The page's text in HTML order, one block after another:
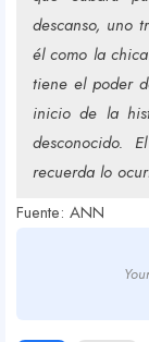
descanso, uno
él como la
tiene el poder
inicio de la
desconocido.
recuerda lo
Fuente: ANN